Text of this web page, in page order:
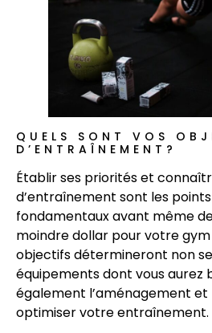
QUELS SONT VOS
D’ENTRAÎNEMENT?
Établir ses priorités et
d’entraînement sont les
fondamentaux avant même
moindre dollar pour votre gym
objectifs détermineront non
équipements dont vous aurez
également l’aménagement et
optimiser votre entraînement.